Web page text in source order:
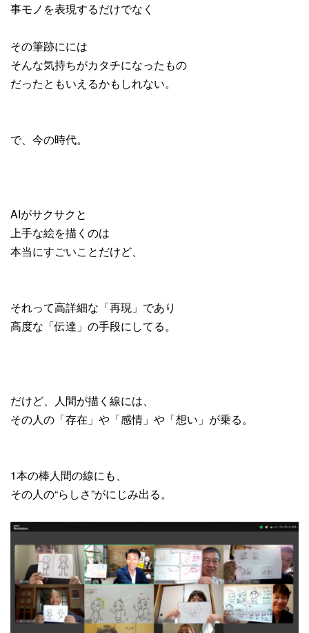
事モノを表現するだけでなく
その筆跡にには
そんな気持ちがカタチになったもの
だったともいえるかもしれない。
で、今の時代。
AIがサクサクと
上手な絵を描くのは
本当にすごいことだけど、
それって高詳細な「再現」であり
高度な「伝達」の手段にしてる。
だけど、人間が描く線には、
その人の「存在」や「感情」や「想い」が乗る。
1本の棒人間の線にも、
その人の“らしさ”がにじみ出る。